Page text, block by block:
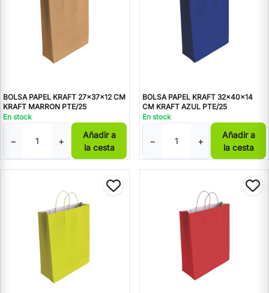
BOLSA PAPEL KRAFT 27x37x12 CM
KRAFT MARRON PTE/25
En stock
− +
Añadir a
la cesta
BOLSA PAPEL KRAFT 32x40x14
CM KRAFT AZUL PTE/25
En stock
− +
Añadir a
la cesta